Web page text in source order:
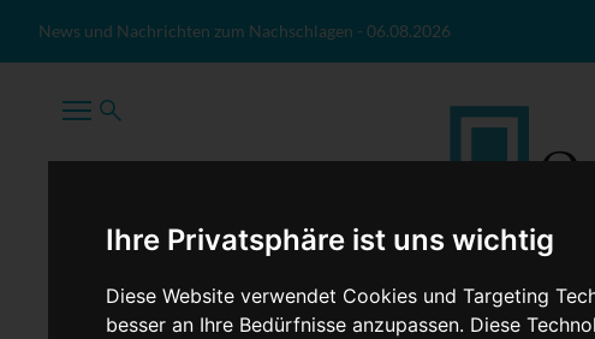
Ihre Privatsphäre ist uns wichtig
Diese Website verwendet Cookies und Targeting
besser an Ihre Bedürfnisse anzupassen. Diese
News und Nachrichten zum Nachschlagen - 06.08.2026